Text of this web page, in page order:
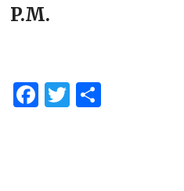
P.M.
Facebook
Twitter